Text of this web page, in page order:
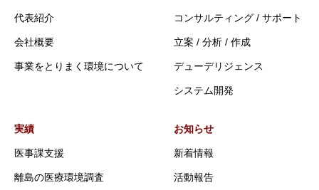
代表紹介
会社概要
事業をとりまく環境について
コンサルティング / サポート
立案 / 分析 / 作成
デューデリジェンス
システム開発
実績
医事課支援
離島の医療環境調査
お知らせ
新着情報
活動報告